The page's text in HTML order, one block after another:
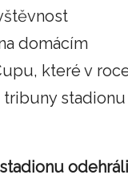
domácím
které v
tribuny stadionu
odehráli